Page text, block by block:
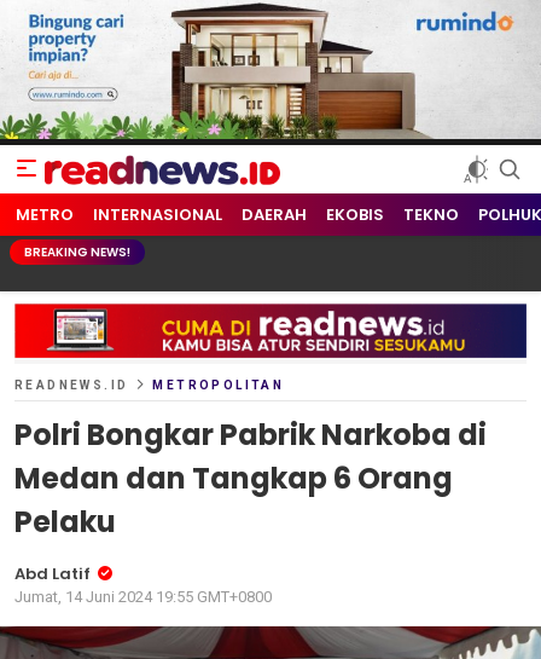
readnews.id
Berita Terkini, Update Terbaru Hari ini dari Indonesia dan Dunia
METRO INTERNASIONAL DAERAH EKOBIS TEKNO
BREAKING NEWS!
READNEWS.ID METROPOLITAN
Polri Bongkar Pabrik Narkoba di
Medan dan Tangkap 6 Orang
Pelaku
Abd Latif
Jumat, 14 Juni 2024 19:55 GMT+0800